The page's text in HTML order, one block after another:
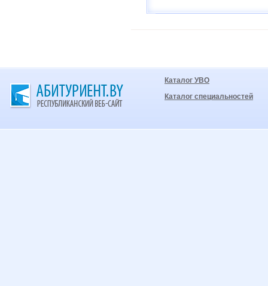
Каталог УВО
Каталог специальностей